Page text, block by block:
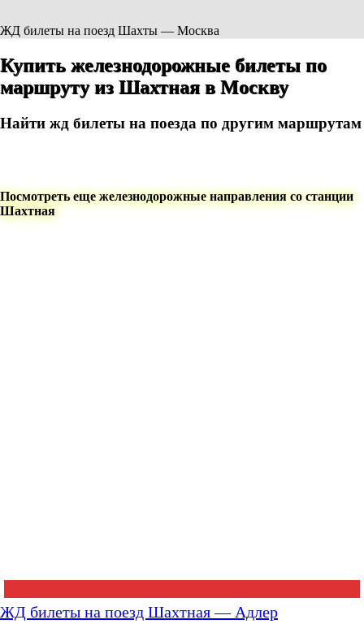
ЖД билеты на поезд Шахты — Москва
Купить железнодорожные билеты по
маршруту из Шахтная в Москву
Найти жд билеты на поезда по другим маршрутам
Посмотреть еще железнодорожные направления со станции
Шахтная
ЖД билеты на поезд Шахтная — Адлер